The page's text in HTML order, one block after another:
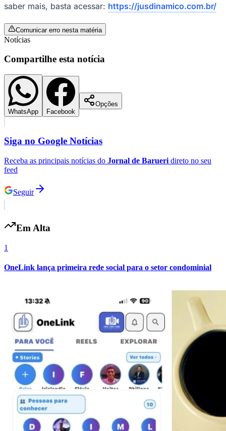
Santos
Flamengo
saber mais, basta acessar: https://jusdinamico.com.br/
Comunicar erro nesta matéria
Notícias
Compartilhe esta notícia
WhatsApp Facebook
Opções
Siga no Google Notícias
Receba as principais notícias do Jornal de Barueri direto no seu
feed
Seguir
Em Alta
1
OneLink lança primeira rede social para o setor condominial